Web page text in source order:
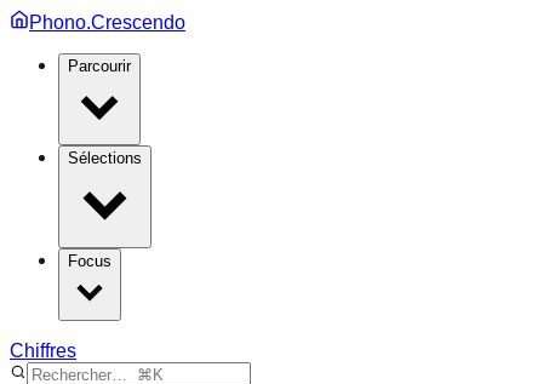
Phono.Crescendo
Parcourir
Sélections
Focus
Chiffres